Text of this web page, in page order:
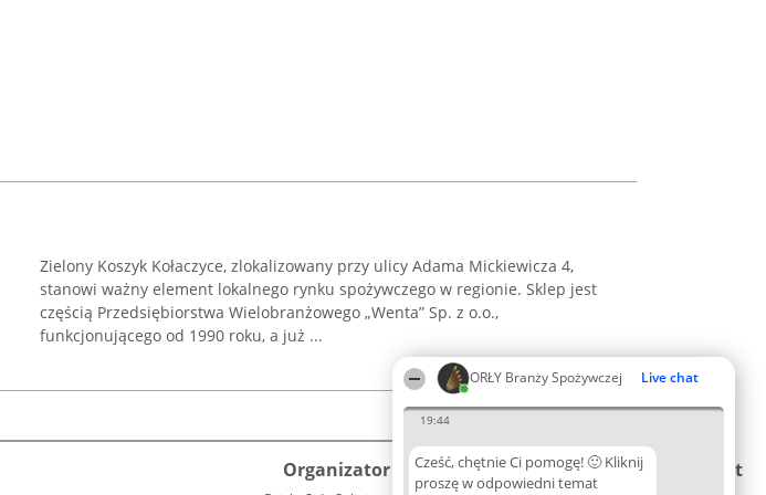
ORŁY Branży Spożywczej Live chat
19:44
Cześć, chętnie Ci pomogę! 🙂 Kliknij
proszę w odpowiedni temat
Zielony Koszyk Kołaczyce, zlokalizowany przy ulicy Adama Mickiewicza 4,
stanowi ważny element lokalnego rynku spożywczego w regionie. Sklep jest
częścią Przedsiębiorstwa Wielobranżowego „Wenta” Sp. z o.o.,
funkcjonującego od 1990 roku, a już ...
Organizator plebiscytu Plebiscyt Kontakt